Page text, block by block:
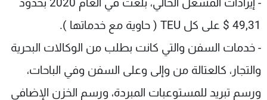
49,31 $ على كل TEU ( حاوية مع خدماتها ).
- خدمات السفن والتي كانت بطلب من الوكالات البحرية
والتجار، كالعتالة من وإلى وعلى السفن وفي الباحات،
ورسم تبريد للمستوعبات المبردة، ورسم الخزن الإضافي